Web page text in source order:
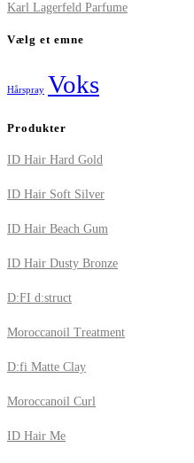
Karl Lagerfeld Parfume
Vælg et emne
Hårspray Voks
Produkter
ID Hair Hard Gold
ID Hair Soft Silver
ID Hair Beach Gum
ID Hair Dusty Bronze
D:FI d:struct
Moroccanoil Treatment
D:fi Matte Clay
Moroccanoil Curl
ID Hair Me